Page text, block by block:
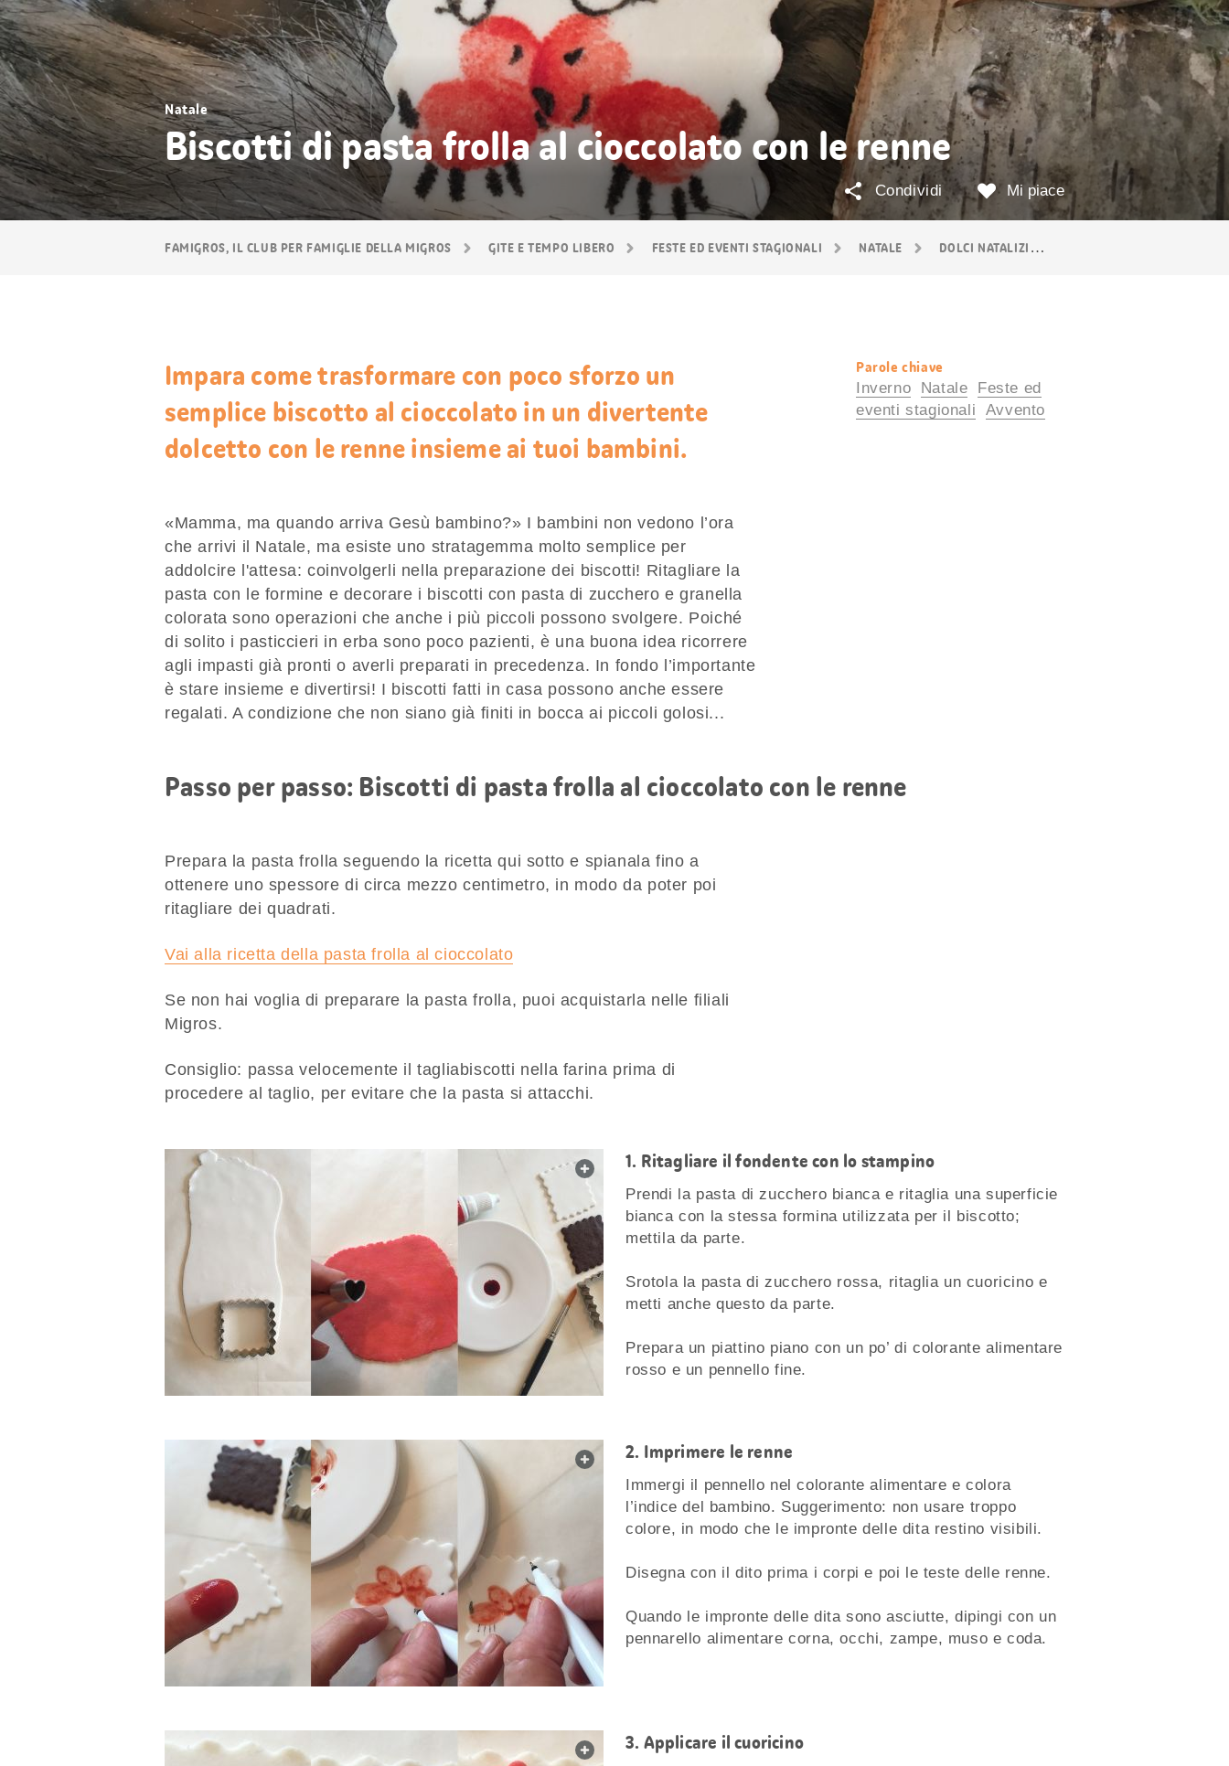
FAMIGROS, IL CLUB PER FAMIGLIE DELLA MIGROS GITE E TEMPO LIBERO FESTE ED EVENTI STAGIONALI NATALE DOLCI NATALIZI
Natale
Biscotti di pasta frolla al cioccolato con le renne
Mi piace
Condividi
Impara come trasformare con poco sforzo un
semplice biscotto al cioccolato in un divertente
dolcetto con le renne insieme ai tuoi bambini.
«Mamma, ma quando arriva Gesù bambino?» I bambini non vedono l’ora
che arrivi il Natale, ma esiste uno stratagemma molto semplice per
addolcire l'attesa: coinvolgerli nella preparazione dei biscotti! Ritagliare la
pasta con le formine e decorare i biscotti con pasta di zucchero e granella
colorata sono operazioni che anche i più piccoli possono svolgere. Poiché
di solito i pasticcieri in erba sono poco pazienti, è una buona idea ricorrere
agli impasti già pronti o averli preparati in precedenza. In fondo l’importante
è stare insieme e divertirsi! I biscotti fatti in casa possono anche essere
regalati. A condizione che non siano già finiti in bocca ai piccoli golosi...
Informazioni
utili
Parole chiave
Inverno Natale
Feste ed
eventi stagionali
Avvento
Passo per passo: Biscotti di pasta frolla al cioccolato con le renne
Prepara la pasta frolla seguendo la ricetta qui sotto e spianala fino a
ottenere uno spessore di circa mezzo centimetro, in modo da poter poi
ritagliare dei quadrati.
Vai alla ricetta della pasta frolla al cioccolato
Se non hai voglia di preparare la pasta frolla, puoi acquistarla nelle filiali
Migros.
Consiglio: passa velocemente il tagliabiscotti nella farina prima di
procedere al taglio, per evitare che la pasta si attacchi.
web.lightbox.openLink
Ritagliare il fondente con lo stampino
Prendi la pasta di zucchero bianca e ritaglia una superficie
bianca con la stessa formina utilizzata per il biscotto;
mettila da parte.
Srotola la pasta di zucchero rossa, ritaglia un cuoricino e
metti anche questo da parte.
Prepara un piattino piano con un po’ di colorante alimentare
rosso e un pennello fine.
web.lightbox.openLink
Imprimere le renne
Immergi il pennello nel colorante alimentare e colora
l’indice del bambino. Suggerimento: non usare troppo
colore, in modo che le impronte delle dita restino visibili.
Disegna con il dito prima i corpi e poi le teste delle renne.
Quando le impronte delle dita sono asciutte, dipingi con un
pennarello alimentare corna, occhi, zampe, muso e coda.
web.lightbox.openLink
Applicare il cuoricino